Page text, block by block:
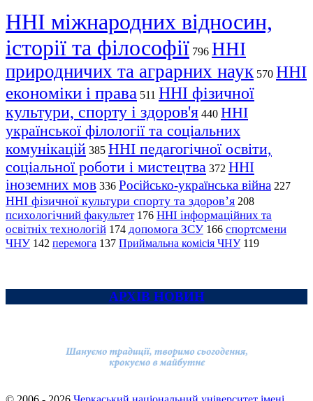
ННІ міжнародних відносин,
історії та філософії 796 ННІ
природничих та аграрних наук 570 ННІ
економіки і права 511 ННІ фізичної
культури, спорту і здоров'я 440 ННІ
української філології та соціальних
комунікацій 385 ННІ педагогічної освіти,
соціальної роботи і мистецтва 372 ННІ
іноземних мов 336 Російсько-українська війна 227
ННІ фізичної культури спорту та здоров’я 208
психологічний факультет 176 ННІ інформаційних та
освітніх технологій 174 допомога ЗСУ 166 спортсмени
ЧНУ 142 перемога 137 Приймальна комісія ЧНУ 119
АРХІВ НОВИН